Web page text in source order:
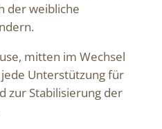
der weibliche
mitten im Wechsel
Unterstützung für
zur Stabilisierung der